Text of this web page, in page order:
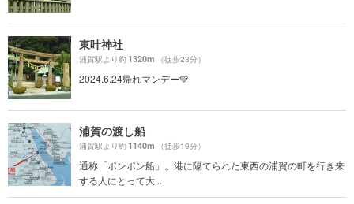
東叶神社
浦賀駅より約1320m （徒歩23分）
2024.6.24帰れマンデー💚
浦賀の渡し船
浦賀駅より約1140m （徒歩19分）
通称「ポンポン船」。港に隔てられた東西の浦賀の町を行き来
する人にとって大...